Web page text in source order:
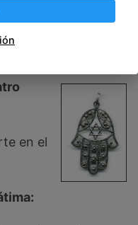
el trabajo.
en el